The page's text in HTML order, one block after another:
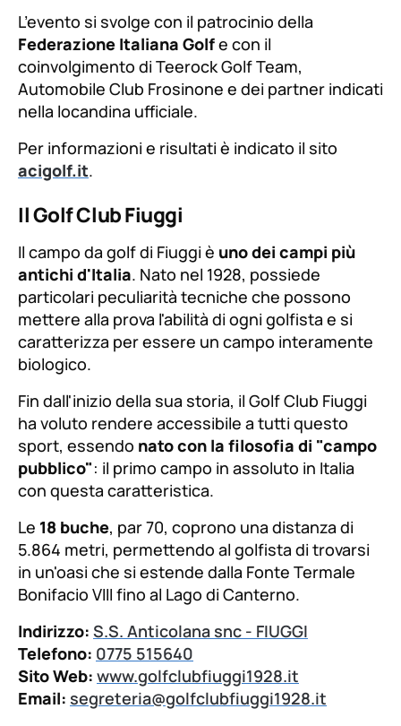
L’evento si svolge con il patrocinio della
Federazione Italiana Golfe con il
coinvolgimento di Teerock Golf Team,
Automobile Club Frosinone e dei partner indicati
nella locandina ufficiale.
Per informazioni e risultati è indicato il sito
acigolf.it.
Il Golf Club Fiuggi
Il campo da golf di Fiuggi è uno dei campi più
antichi d'Italia. Nato nel 1928, possiede
particolari peculiarità tecniche che possono
mettere alla prova l'abilità di ogni golfista e si
caratterizza per essere un campo interamente
biologico.
Fin dall'inizio della sua storia, il Golf Club Fiuggi
ha voluto rendere accessibile a tutti questo
sport, essendo nato con la filosofia di "campo
pubblico": il primo campo in assoluto in Italia
con questa caratteristica.
Le 18 buche, par 70, coprono una distanza di
5.864 metri, permettendo al golfista di trovarsi
in un'oasi che si estende dalla Fonte Termale
Bonifacio VIII fino al Lago di Canterno.
Indirizzo: S.S. Anticolana snc - FIUGGI
Telefono: 0775 515640
Sito Web: www.golfclubfiuggi1928.it
Email: segreteria@golfclubfiuggi1928.it